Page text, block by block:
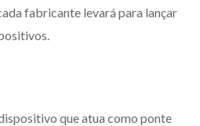
fabricante levará para lançar
que atua como ponte